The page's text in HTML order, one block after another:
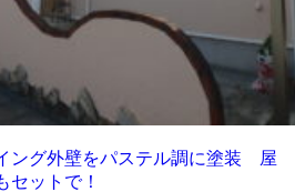
ング外壁をパステル調に塗装 屋
セットで！